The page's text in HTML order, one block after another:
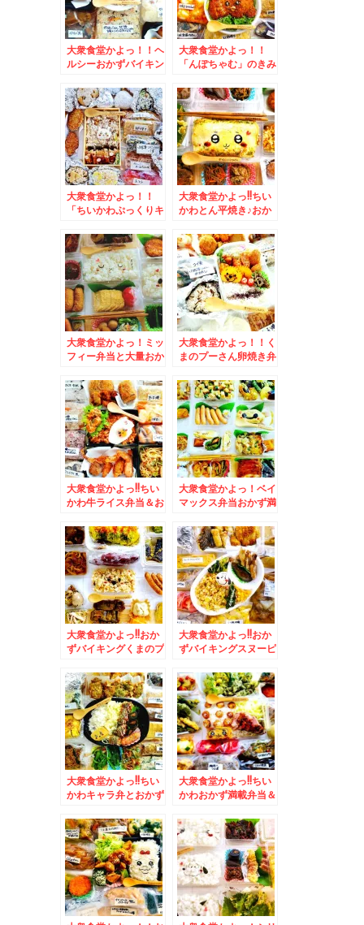
大衆食堂かよっ！！ヘ
ルシーおかずバイキン
コロッケ弁当＆「ごま
そば八千代」さんの
「鍋焼きうどん」絶品
えび天入りでも９００
円Σ(ﾟДﾟ)
大衆食堂かよっ！！
「んぽちゃむ」のきみ
BASEFOODベースフ
ードさん[BASE
BREAD]生活続けて
ますよ(*´艸`*)[こし
あん」が好き(*´艸`*)
大衆食堂かよっ！！
「ちいかわぷっくりキ
載おにぎりレシピ＆ど
こかは言えないけど思
った以上にお得だった
ブルーハワイのかき氷
(*´艸`*)
大衆食堂かよっ!!ちい
かわとん平焼き♪おか
堂 日高屋」さんの
「タンメン」近くに日
高屋さんが欲しい件(*
´艸`*)
大衆食堂かよっ！ミッ
フィー弁当と大量おか
きといえば「みずほ
庵」小さいお子さん連
れでもゆっくり(*´艸
`*)
大衆食堂かよっ！！く
まのプーさん卵焼き弁
ド「餃子のみよしの」
さんの「野菜餃子」が
好み～♪(*´艸`*)店舗
限定なので気をつけ
て！
大衆食堂かよっ!!ちい
かわ牛ライス弁当＆お
`*)＆白石区東札幌
「助六」さんの「金曜
日のサンド」と「マグ
ロ山かけ」と「とんか
つ」買えた～定番購入
お惣菜も♪
大衆食堂かよっ！ベイ
マックス弁当おかず満
が美味しいと思うお店
(*´艸`*)ランチタイム
しか営業されてないで
すよ～
大衆食堂かよっ!!おか
ずバイキングくまのプ
「神谷バー」で「電気
ブラン」と「煮込み」
(*´艸`*)
大衆食堂かよっ!!おか
ずバイキングスヌーピ
三平」さんの「塩ラー
メン」がやっぱり美味
しすぎるっ(*´艸`*)
大衆食堂かよっ!!ちい
かわキャラ弁とおかず
町「popoteポポッ
ト」さんの「しょうが
焼き定食」(*´艸`*)
大衆食堂かよっ!!ちい
かわおかず満載弁当＆
「金曜日のサンドイッ
チ３００円」と「コロ
ッケ５０円」Σ（・
□・；）